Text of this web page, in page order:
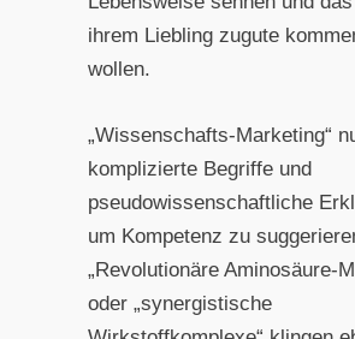
ihrem Liebling zugute
wollen.
„Wissenschafts-Marketing“
komplizierte Begriffe und
pseudowissenschaftliche
um Kompetenz zu
„Revolutionäre Aminosäure-
oder „synergistische